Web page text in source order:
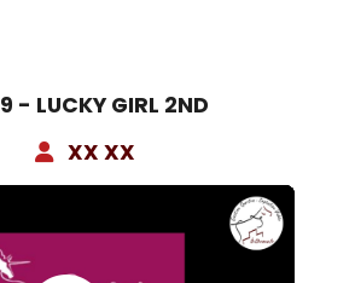
9 - LUCKY GIRL 2ND
XX XX